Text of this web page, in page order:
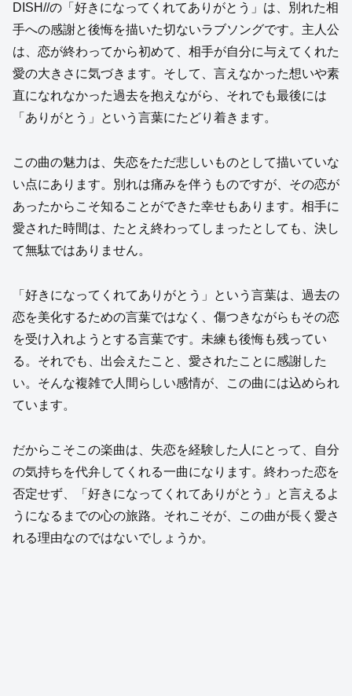
DISH//の「好きになってくれてありがとう」は、別れた相
手への感謝と後悔を描いた切ないラブソングです。主人公
は、恋が終わってから初めて、相手が自分に与えてくれた
愛の大きさに気づきます。そして、言えなかった想いや素
直になれなかった過去を抱えながら、それでも最後には
「ありがとう」という言葉にたどり着きます。
この曲の魅力は、失恋をただ悲しいものとして描いていな
い点にあります。別れは痛みを伴うものですが、その恋が
あったからこそ知ることができた幸せもあります。相手に
愛された時間は、たとえ終わってしまったとしても、決し
て無駄ではありません。
「好きになってくれてありがとう」という言葉は、過去の
恋を美化するための言葉ではなく、傷つきながらもその恋
を受け入れようとする言葉です。未練も後悔も残ってい
る。それでも、出会えたこと、愛されたことに感謝した
い。そんな複雑で人間らしい感情が、この曲には込められ
ています。
だからこそこの楽曲は、失恋を経験した人にとって、自分
の気持ちを代弁してくれる一曲になります。終わった恋を
否定せず、「好きになってくれてありがとう」と言えるよ
うになるまでの心の旅路。それこそが、この曲が長く愛さ
れる理由なのではないでしょうか。